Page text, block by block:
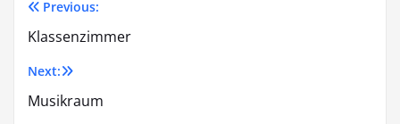
Beitragsnavigation
Previous:
Klassenzimmer
Next:
Musikraum